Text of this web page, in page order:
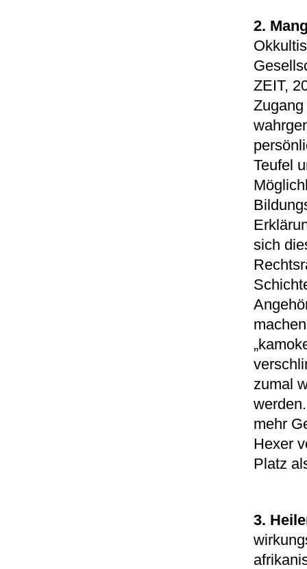
2.
ZEIT,
Teufel
sich
zumal
mehr
Hexer
Platz
3.